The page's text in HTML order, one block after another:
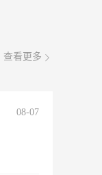
查看更多
08-07